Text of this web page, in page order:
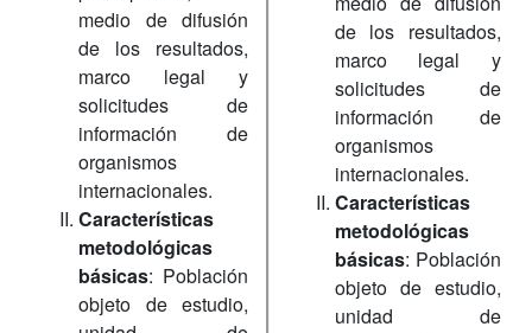
medio de difusión
de los resultados,
marco legal y
solicitudes de
información de
organismos
internacionales.
Características
metodológicas
básicas: Población
objeto de estudio,
de los resultados,
marco legal y
solicitudes de
información de
organismos
internacionales.
Características
metodológicas
básicas: Población
objeto de estudio,
unidad de